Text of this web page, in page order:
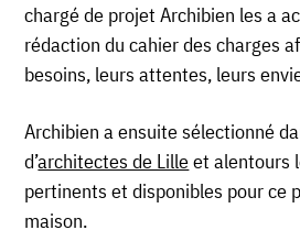
chargé de projet Archibien les a
rédaction du cahier des charges
besoins, leurs attentes, leurs
Archibien a ensuite sélectionné
d’architectes de Lilleet alentours
pertinents et disponibles pour ce
maison.